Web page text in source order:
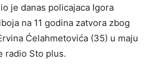
je danas policajaca Igora
na 11 godina zatvora zbog
Ćelahmetovića (35) u maju
radio Sto plus.